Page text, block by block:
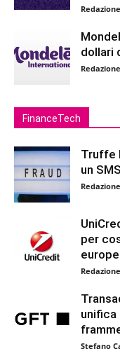
dollari
FinanceTech
Truffe
un SMS
per
unifica
Stefano